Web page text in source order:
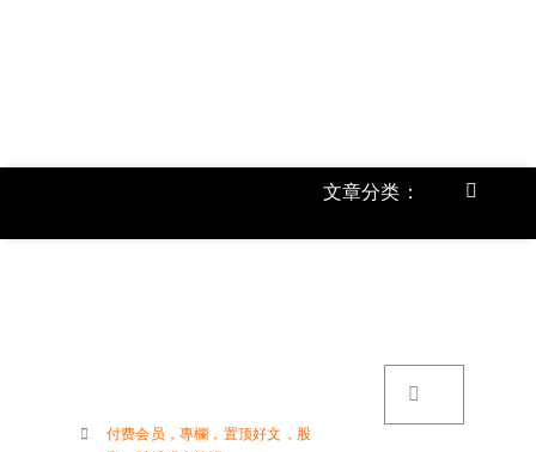
文章分类：
Toggle
付费会员 ， 專欄 ， 置顶好文 ， 股